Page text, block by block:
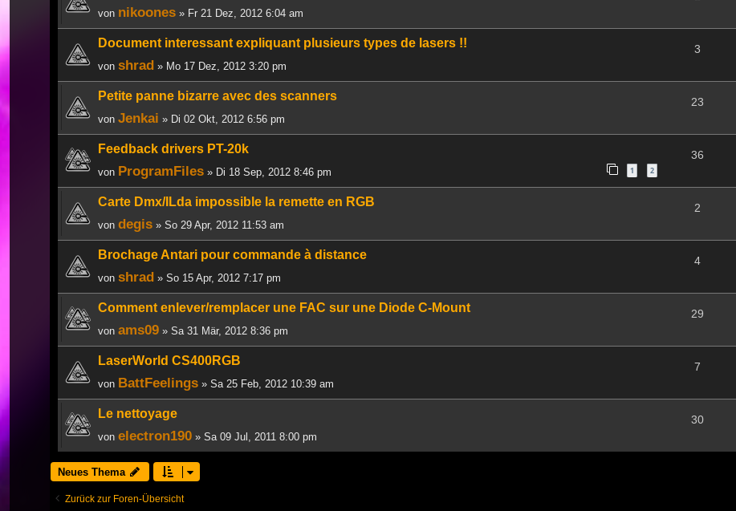
von nikoones » Fr 21 Dez, 2012 6:04 am
Document interessant expliquant plusieurs types de lasers !!
von shrad » Mo 17 Dez, 2012 3:20 pm
3
Petite panne bizarre avec des scanners
von Jenkai » Di 02 Okt, 2012 6:56 pm
23
Feedback drivers PT-20k
von ProgramFiles » Di 18 Sep, 2012 8:46 pm 1 2
36
Carte Dmx/ILda impossible la remette en RGB
von degis » So 29 Apr, 2012 11:53 am
2
Brochage Antari pour commande à distance
von shrad » So 15 Apr, 2012 7:17 pm
4
Comment enlever/remplacer une FAC sur une Diode C-Mount
von ams09 » Sa 31 Mär, 2012 8:36 pm
29
LaserWorld CS400RGB
von BattFeelings » Sa 25 Feb, 2012 10:39 am
7
Le nettoyage
von electron190 » Sa 09 Jul, 2011 8:00 pm
30
Neues Thema
Zurück zur Foren-Übersicht